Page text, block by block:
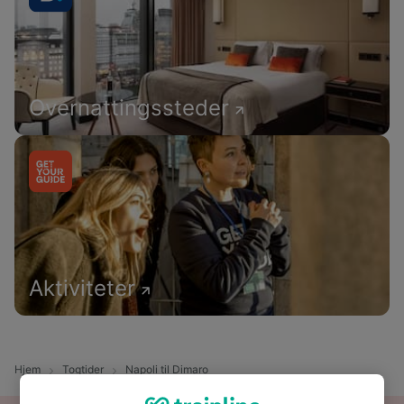
Overnattingssteder
Aktiviteter
Hjem Togtider Napoli til Dimaro